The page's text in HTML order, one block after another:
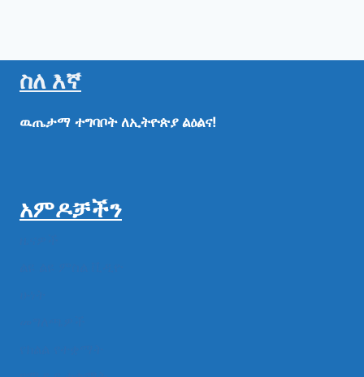
ስለ እኛ
ዉጤታማ ተግባቦት ለኢትዮጵያ ልዕልና!
አምዶቻችን